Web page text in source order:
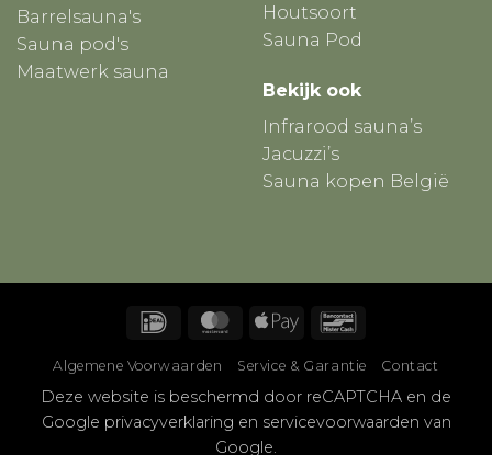
Barrelsauna's
Sauna pod's
Maatwerk sauna
Houtsoort
Sauna Pod
Bekijk ook
Infrarood sauna’s
Jacuzzi’s
Sauna kopen België
IDeal MasterCard
Apple
Algemene Voorwaarden Service & Garantie Contact
Deze website is beschermd door reCAPTCHA en de
Google privacyverklaring en servicevoorwaarden van
Google.